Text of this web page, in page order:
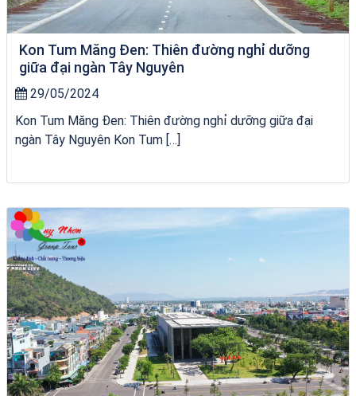
Kon Tum Măng Đen: Thiên đường nghỉ dưỡng
giữa đại ngàn Tây Nguyên
29/05/2024
Kon Tum Măng Đen: Thiên đường nghỉ dưỡng giữa đại
ngàn Tây Nguyên Kon Tum […]
bãi tắm Quy Nhơn